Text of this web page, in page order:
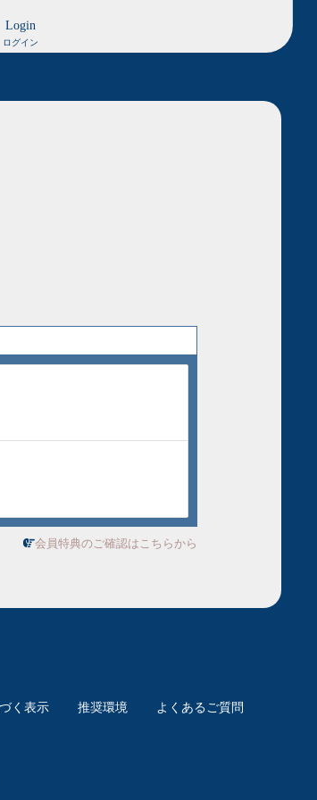
Login
ログイン
会員特典のご確認はこちらから
く表示 推奨環境 よくあるご質問